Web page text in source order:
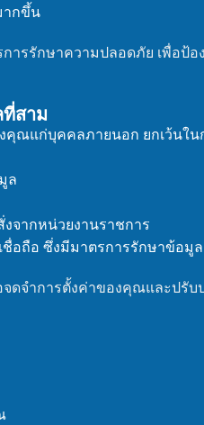
ากขึ้น
ารรักษาความปลอดภัย เพื่อ
ที่สาม
คุณแก่บุคคลภายนอก ยกเว้นใ
ล
จากหน่วยงานราชการ
อถือ ซึ่งมีมาตรการรักษาข้อมูล
จดจำการตั้งค่าของคุณและป